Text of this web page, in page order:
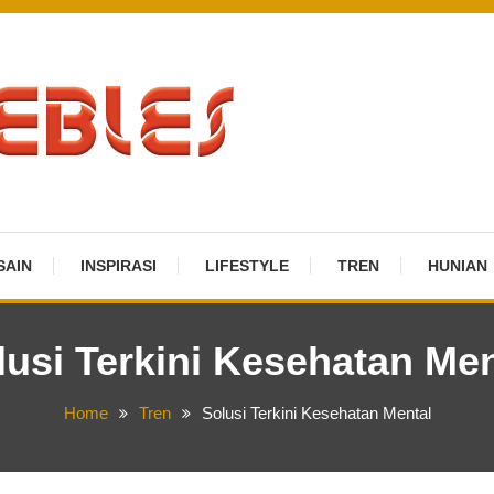
INSPIRASI LIFESTYLE TREN HUNIAN
Terkini Kesehatan
Home Tren Solusi Terkini Kesehatan Mental